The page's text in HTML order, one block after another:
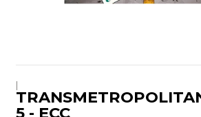
|
5 - ECC